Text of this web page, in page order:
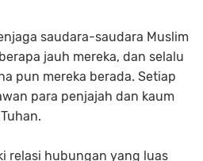
saudara-saudara Muslim
jauh mereka, dan selalu
pun mereka berada. Setiap
para penjajah dan kaum
relasi hubungan yang luas